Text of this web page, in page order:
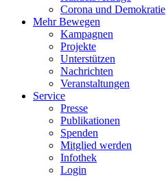
Corona und Demokratie
Mehr Bewegen
Kampagnen
Projekte
Unterstützen
Nachrichten
Veranstaltungen
Service
Presse
Publikationen
Spenden
Mitglied werden
Infothek
Login